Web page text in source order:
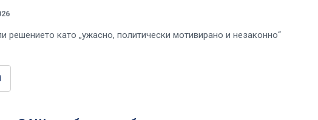
решението като „ужасно, политически мотивирано и незаконно“